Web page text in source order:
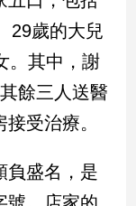
29歲的大兒
。其中，謝
餘三人送醫
受治療。
負盛名，是
號。店家的